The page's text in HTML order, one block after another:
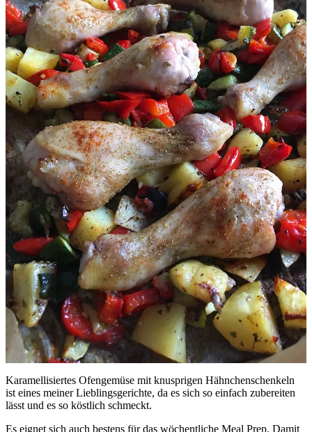
Karamellisiertes Ofengemüse mit knusprigen Hähnchenschenkeln
ist eines meiner Lieblingsgerichte, da es sich so einfach zubereiten
lässt und es so köstlich schmeckt.
Es eignet sich auch bestens für das wöchentliche Meal Prep. Damit